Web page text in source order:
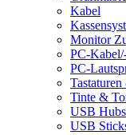
Kabel
Monitor
PC-
PC-
Tinte &
USB
USB